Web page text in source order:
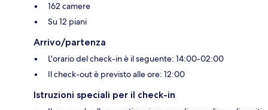
162 camere
Su 12 piani
Arrivo/partenza
L'orario del check-in è il seguente: 14:00-02:00
Il check-out è previsto alle ore: 12:00
Istruzioni speciali per il check-in